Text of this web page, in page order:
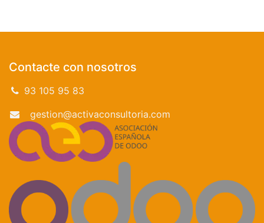
Contacte con nosotros
93 105 95 83
gestion@activaconsultoria.com